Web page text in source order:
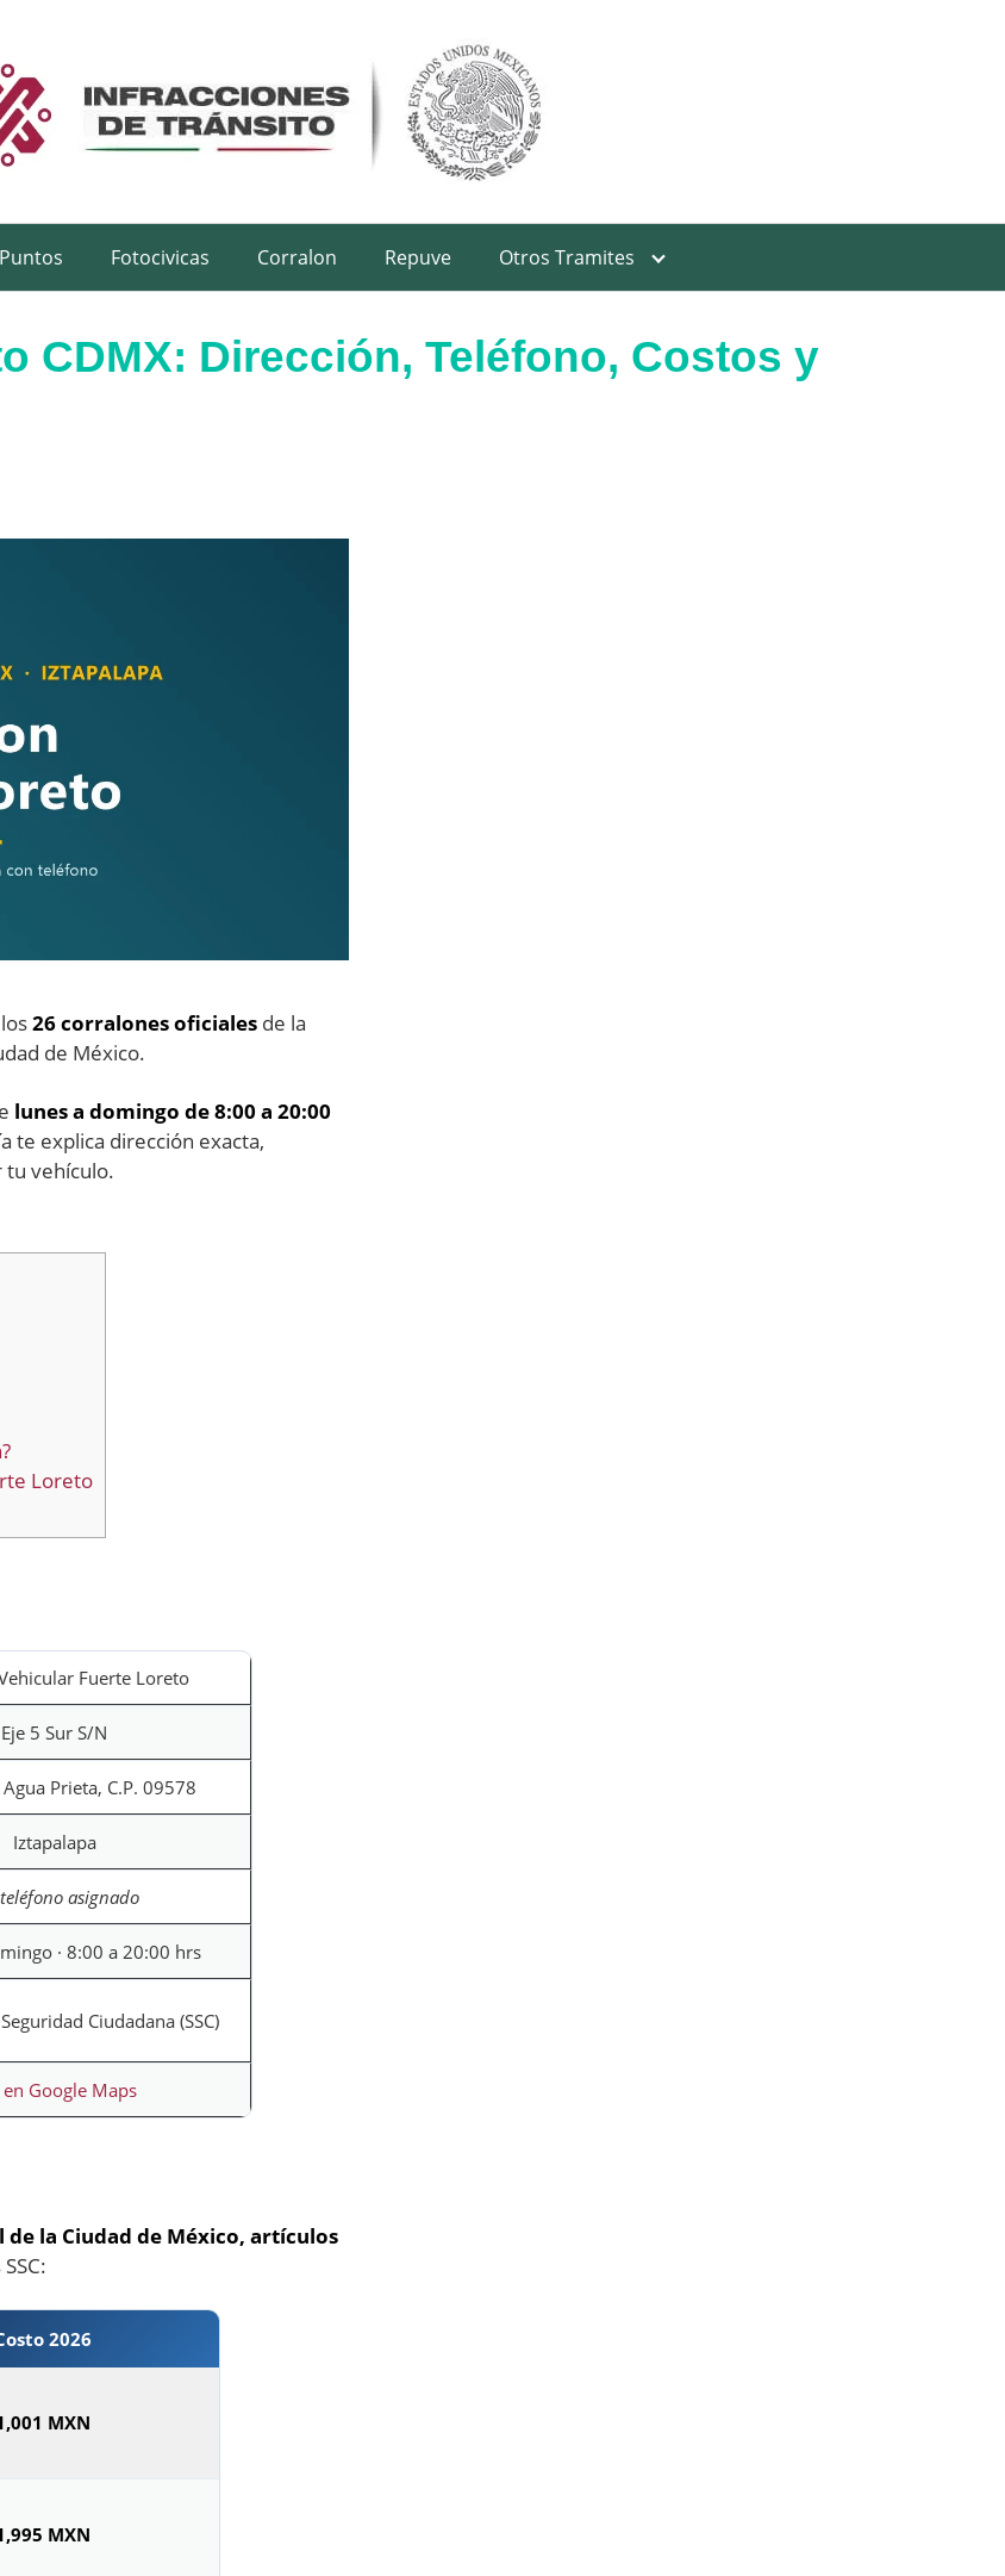
Fotocivicas Corralon Repuve Otros Tramites
CDMX: Dirección, Teléfono, Costos y
26 corralones oficiales de la
de México.
lunes a domingo de 8:00 a 20:00
te explica dirección exacta,
tu vehículo.
Loreto
Fuerte Loreto
Eje 5 Sur S/N
Prieta, C.P. 09578
Iztapalapa
asignado
· 8:00 a 20:00 hrs
Ciudadana (SSC)
en Google Maps
de la Ciudad de México, artículos
2026
MXN
MXN